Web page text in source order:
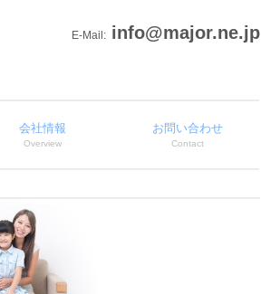
E-Mail: info@major.ne.jp
会社情報
Overview
お問い合わせ
Contact